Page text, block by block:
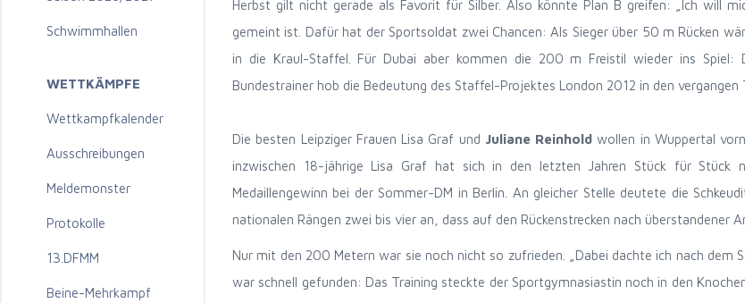
Schwimmhallen
WETTKÄMPFE
Wettkampfkalender
Ausschreibungen
Meldemonster
Protokolle
13.DFMM
Beine-Mehrkampf
Herbst gilt nicht gerade als Favorit für Silber. Also könnte Plan B greifen: „Ich will
gemeint ist. Dafür hat der Sportsoldat zwei Chancen: Als Sieger über 50 m Rücken
in die Kraul-Staffel. Für Dubai aber kommen die 200 m Freistil wieder ins
Bundestrainer hob die Bedeutung des Staffel-Projektes London 2012 in den vergangen
Die besten Leipziger Frauen Lisa Graf und Juliane Reinhold wollen in Wuppertal
inzwischen 18-jährige Lisa Graf hat sich in den letzten Jahren Stück für Stück
Medaillengewinn bei der Sommer-DM in Berlin. An gleicher Stelle deutete die
nationalen Rängen zwei bis vier an, dass auf den Rückenstrecken nach überstandener
Nur mit den 200 Metern war sie noch nicht so zufrieden. „Dabei dachte ich nach dem
war schnell gefunden: Das Training steckte der Sportgymnasiastin noch in den